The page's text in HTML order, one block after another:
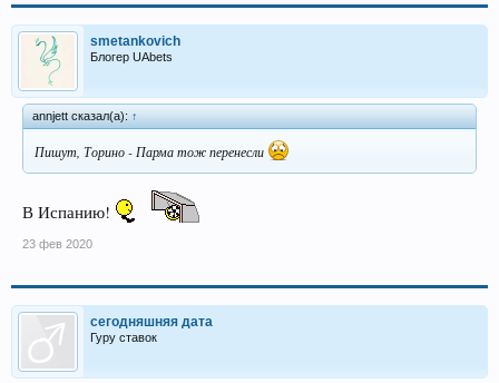
smetankovich
Блогер UAbets
annjett сказал(а): ↑
Пишут, Торино - Парма тож перенесли
В Испанию!
23 фев 2020
сегодняшняя дата
Гуру ставок